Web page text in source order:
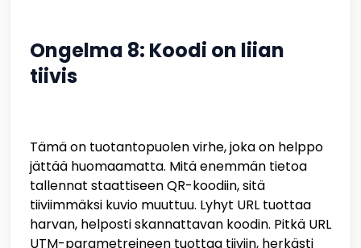
Ongelma 8: Koodi on liian
tiivis
Tämä on tuotantopuolen virhe, joka on helppo
jättää huomaamatta. Mitä enemmän tietoa
tallennat staattiseen QR-koodiin, sitä
tiiviimmäksi kuvio muuttuu. Lyhyt URL tuottaa
harvan, helposti skannattavan koodin. Pitkä URL
UTM-parametreineen tuottaa tiiviin, herkästi